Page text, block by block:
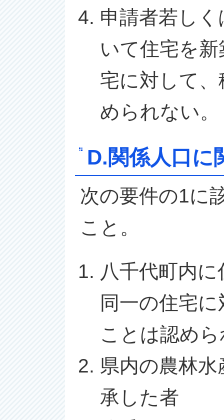
申請者若し
いて住宅を
宅に対して
められない。
D.関係人口に
次の要件の1に
こと。
八千代町内
同一の住宅
ことは認め
県内の農林
承した者